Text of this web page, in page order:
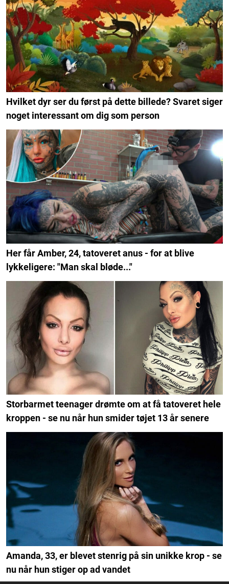
Hvilket dyr ser du først på dette billede? Svaret siger
noget interessant om dig som person
Her får Amber, 24, tatoveret anus - for at blive
lykkeligere: "Man skal bløde..."
Storbarmet teenager drømte om at få tatoveret hele
kroppen - se nu når hun smider tøjet 13 år senere
Amanda, 33, er blevet stenrig på sin unikke krop - se
nu når hun stiger op ad vandet